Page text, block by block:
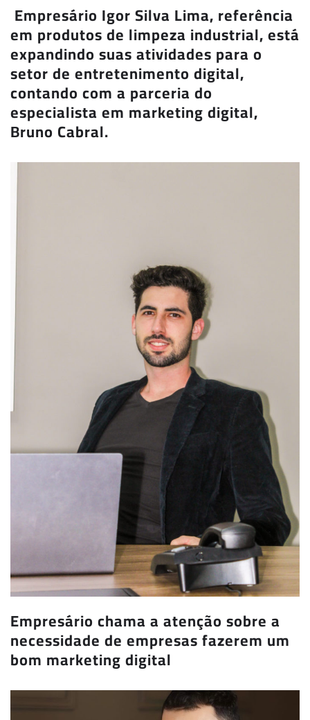
Empresário Igor Silva Lima, referência
em produtos de limpeza industrial, está
expandindo suas atividades para o
setor de entretenimento digital,
contando com a parceria do
especialista em marketing digital,
Bruno Cabral.
Empresário chama a atenção sobre a
necessidade de empresas fazerem um
bom marketing digital